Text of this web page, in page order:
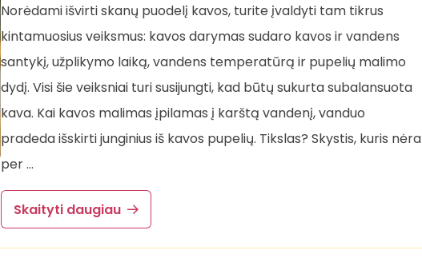
Norėdami išvirti skanų puodelį kavos, turite įvaldyti tam tikrus
kintamuosius veiksmus: kavos darymas sudaro kavos ir vandens
santykį, užplikymo laiką, vandens temperatūrą ir pupelių malimo
dydį. Visi šie veiksniai turi susijungti, kad būtų sukurta subalansuota
kava. Kai kavos malimas įpilamas į karštą vandenį, vanduo
pradeda išskirti junginius iš kavos pupelių. Tikslas? Skystis, kuris nėra
per …
Skaityti daugiau